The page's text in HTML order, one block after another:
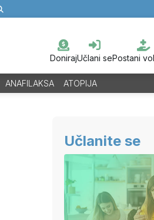
DonirajUčlani sePostani
ANAFILAKSA ATOPIJA
Učlanite se